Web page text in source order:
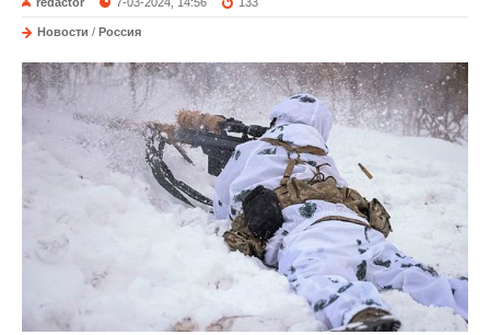
Новости / Россия